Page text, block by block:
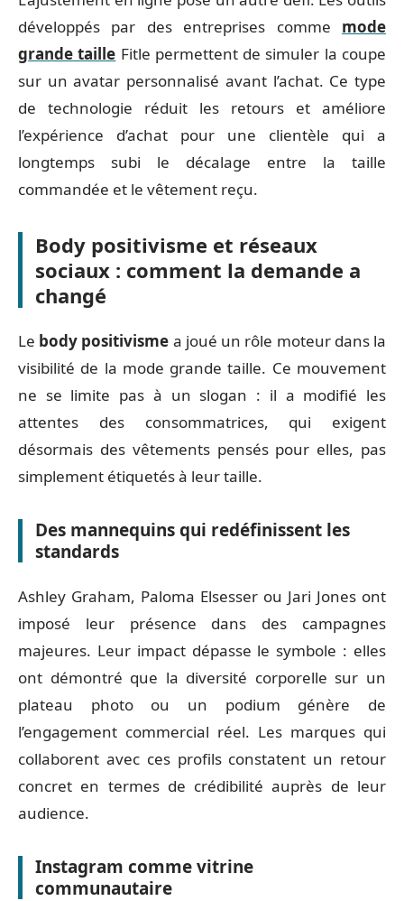
développés par des entreprises comme mode
grande taille Fitle permettent de simuler la coupe
sur un avatar personnalisé avant l’achat. Ce type
de technologie réduit les retours et améliore
l’expérience d’achat pour une clientèle qui a
longtemps subi le décalage entre la taille
commandée et le vêtement reçu.
Body positivisme et réseaux
sociaux : comment la demande a
changé
Le body positivisme a joué un rôle moteur dans la
visibilité de la mode grande taille. Ce mouvement
ne se limite pas à un slogan : il a modifié les
attentes des consommatrices, qui exigent
désormais des vêtements pensés pour elles, pas
simplement étiquetés à leur taille.
Des mannequins qui redéfinissent les
standards
Ashley Graham, Paloma Elsesser ou Jari Jones ont
imposé leur présence dans des campagnes
majeures. Leur impact dépasse le symbole : elles
ont démontré que la diversité corporelle sur un
plateau photo ou un podium génère de
l’engagement commercial réel. Les marques qui
collaborent avec ces profils constatent un retour
concret en termes de crédibilité auprès de leur
audience.
Instagram comme vitrine
communautaire